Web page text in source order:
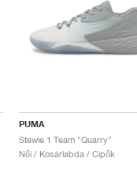
PUMA
Stewie 1 Team "Quarry"
Női / Kosárlabda / Cipők